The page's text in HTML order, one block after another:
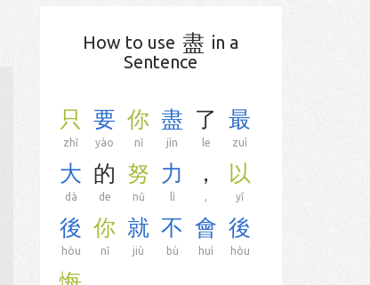
How to use 盡 in a
Sentence
只
zhǐ
要
yào
你
nǐ
盡
jìn
了
le
最
zuì
大
dà
的
de
努
nǔ
力
lì
，
,
以
yǐ
後
hòu
你
nǐ
就
jiù
不
bù
會
huì
後
hòu